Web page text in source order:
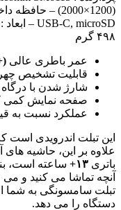
۴۹۸ گرم
عمر باطری عالی
قابلیت تشخیص
شارژ شدن با درگاه USB – C
صفحه نمایش کمی
عملکرد نسبت به
این تبلت اندرویدی
علاوه بر این، حاشیه های
باتری ۱۳+
ساعته است،
آنچه تماشا می کنید و می
تبلت سامسونگی به شما
دستگاه را می دهد.